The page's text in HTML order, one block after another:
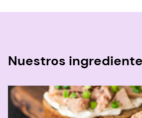
Nuestros